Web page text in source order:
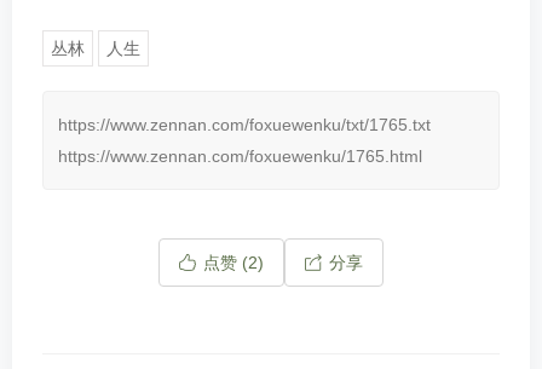
丛林 人生
https://www.zennan.com/foxuewenku/txt/1765.txt
https://www.zennan.com/foxuewenku/1765.html
点赞 (2) 分享